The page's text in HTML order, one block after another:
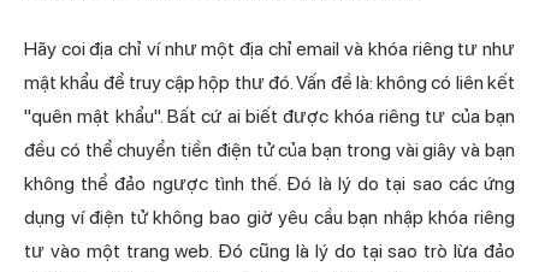
Hãy coi địa chỉ ví như một địa chỉ email và khóa riêng tư như
mật khẩu để truy cập hộp thư đó. Vấn đề là: không có liên kết
"quên mật khẩu". Bất cứ ai biết được khóa riêng tư của bạn
đều có thể chuyển tiền điện tử của bạn trong vài giây và bạn
không thể đảo ngược tình thế. Đó là lý do tại sao các ứng
dụng ví điện tử không bao giờ yêu cầu bạn nhập khóa riêng
tư vào một trang web. Đó cũng là lý do tại sao trò lừa đảo